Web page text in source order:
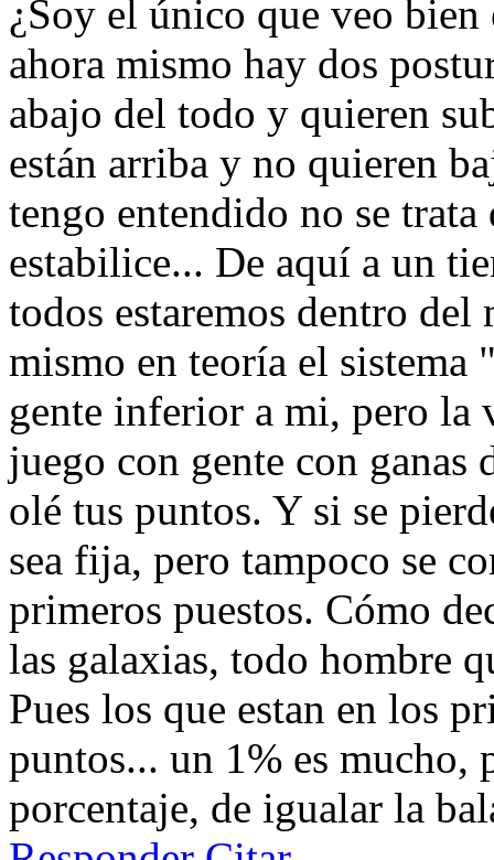
¿Soy el único que veo bien
ahora mismo hay dos
abajo del todo y quieren
están arriba y no quieren
tengo entendido no se trata
estabilice... De aquí a un
todos estaremos dentro
mismo en teoría el
gente inferior a mi, pero la
juego con gente con ganas
olé tus puntos. Y si se
sea fija, pero tampoco se
primeros puestos. Cómo
las galaxias, todo hombre
Pues los que estan en los
puntos... un 1% es mucho,
porcentaje, de igualar la